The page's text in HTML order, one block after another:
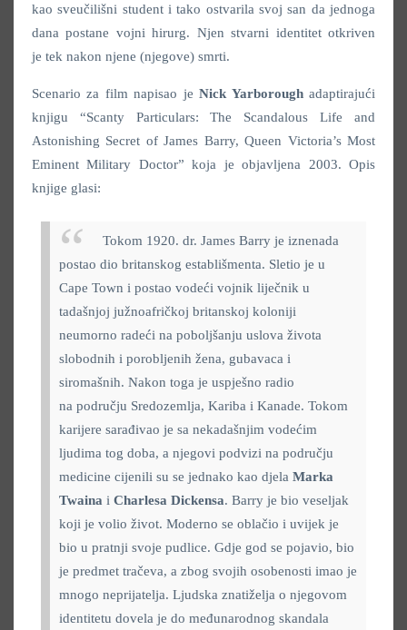
kao sveučilišni student i tako ostvarila svoj san da jednoga
dana postane vojni hirurg. Njen stvarni identitet otkriven
je tek nakon njene (njegove) smrti.
Scenario za film napisao jeNick Yarboroughadaptirajući
knjigu “Scanty Particulars: The Scandalous Life and
Astonishing Secret of James Barry, Queen Victoria’s Most
Eminent Military Doctor” koja je objavljena 2003. Opis
knjige glasi:
Tokom 1920. dr. James Barry je iznenada
postao dio britanskog establišmenta. Sletio je u
Cape Town i postao vodeći vojnik liječnik u
tadašnjoj južnoafričkoj britanskoj koloniji
neumorno radeći na poboljšanju uslova života
slobodnih i porobljenih žena, gubavaca i
siromašnih. Nakon toga je uspješno radio
na području Sredozemlja, Kariba i Kanade. Tokom
karijere sarađivao je sa nekadašnjim vodećim
ljudima tog doba, a njegovi podvizi na području
medicine cijenili su se jednako kao djela Marka
Twaina i Charlesa Dickensa. Barry je bio veseljak
koji je volio život. Moderno se oblačio i uvijek je
bio u pratnji svoje pudlice. Gdje god se pojavio, bio
je predmet tračeva, a zbog svojih osobenosti imao je
mnogo neprijatelja. Ljudska znatiželja o njegovom
identitetu dovela je do međunarodnog skandala